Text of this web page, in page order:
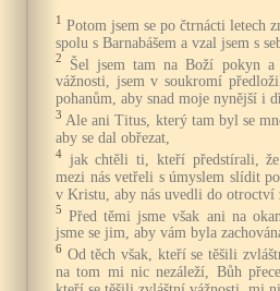
1 Potom jsem se po čtrnácti letech
spolu s Barnabášem a vzal jsem s
2
Šel jsem tam na Boží pokyn
vážnosti, jsem v soukromí
pohanům, aby snad moje nynější i
3 Ale ani Titus, který tam byl se
aby se dal obřezat,
4 jak chtěli ti, kteří předstírali,
mezi nás vetřeli s úmyslem slídit
v Kristu, aby nás uvedli do otroctví
5 Před těmi jsme však ani na
jsme se jim, aby vám byla
6 Od těch však, kteří se těšili
na tom mi nic nezáleží, Bůh